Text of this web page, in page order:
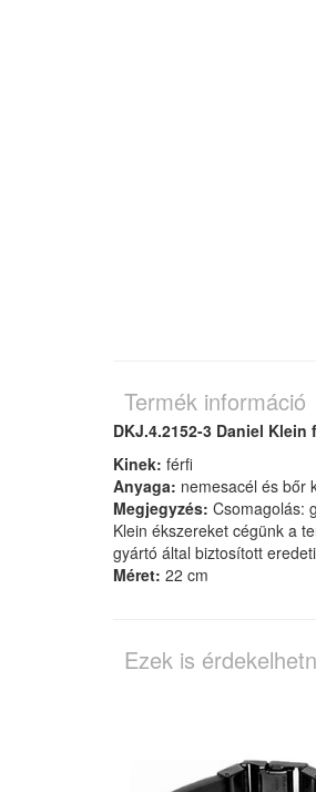
Termék információ
DKJ.4.2152-3 Daniel
Kinek: férfi
Anyaga: nemesacél és bőr
Megjegyzés: Csomagolás:
Klein ékszereket cégünk a
gyártó által biztosított
Méret: 22 cm
Ezek is